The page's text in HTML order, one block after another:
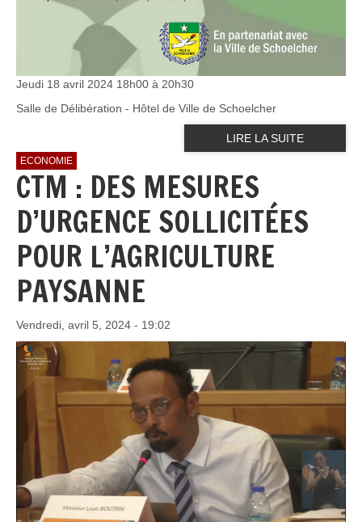
Jeudi 18 avril 2024 18h00 à 20h30
Salle de Délibération - Hôtel de Ville de Schoelcher
LIRE LA SUITE
ECONOMIE
CTM : DES MESURES
D’URGENCE SOLLICITÉES
POUR L’AGRICULTURE
PAYSANNE
Vendredi, avril 5, 2024 - 19:02